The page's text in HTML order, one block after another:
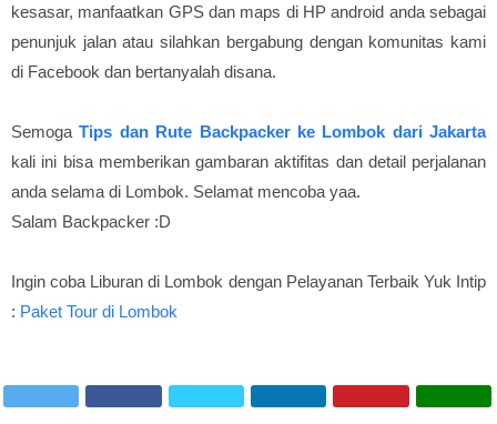
kesasar, manfaatkan GPS dan maps di HP android anda sebagai
penunjuk jalan atau silahkan bergabung dengan komunitas kami
di Facebook dan bertanyalah disana.
SemogaTips dan Rute Backpacker ke Lombok dari Jakarta
kali ini bisa memberikan gambaran aktifitas dan detail perjalanan
anda selama di Lombok. Selamat mencoba yaa.
Salam Backpacker :D
Ingin coba Liburan di Lombok dengan Pelayanan Terbaik Yuk Intip
: Paket Tour di Lombok